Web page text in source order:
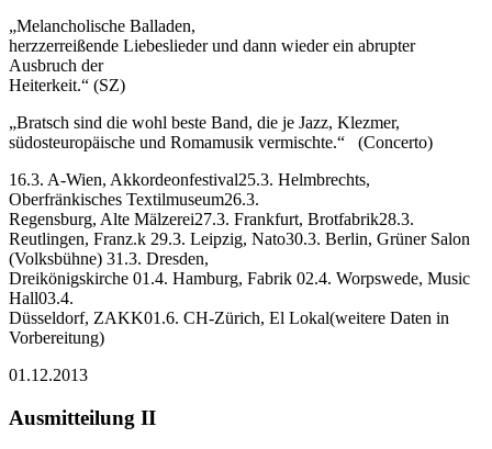
„Melancholische Balladen,
herzzerreißende Liebeslieder und dann wieder ein abrupter
Ausbruch der
Heiterkeit.“ (SZ)
„Bratsch sind die wohl beste Band, die je Jazz, Klezmer,
südosteuropäische und Romamusik vermischte.“ (Concerto)
16.3. A-Wien, Akkordeonfestival25.3. Helmbrechts,
Oberfränkisches Textilmuseum26.3.
Regensburg, Alte Mälzerei27.3. Frankfurt, Brotfabrik28.3.
Reutlingen, Franz.k 29.3. Leipzig, Nato30.3. Berlin, Grüner Salon
(Volksbühne) 31.3. Dresden,
Dreikönigskirche 01.4. Hamburg, Fabrik 02.4. Worpswede, Music
Hall03.4.
Düsseldorf, ZAKK01.6. CH-Zürich, El Lokal(weitere Daten in
Vorbereitung)
01.12.2013
Ausmitteilung II